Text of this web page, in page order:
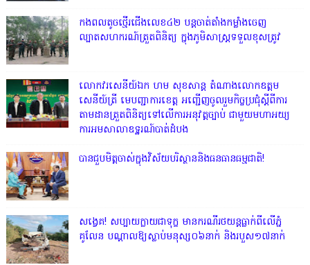
កងពលតូចថ្មើរជើងលេខ៤២ បន្តចាត់តាំងកម្លាំងចេញ
ល្បាតសហករណ៍ត្រួតពិនិត្យ ក្នុងភូមិសាស្រ្តទទួលខុសត្រូវ
លោក​វរសេនីយ៍ឯក​ ហម​ សុខសាន្ត តំណាង​លោកឧត្តម
សេនីយ៍ត្រី មេបញ្ជាការ​ខេត្ត អញ្ជេីញចូលរួមកិច្ចប្រជុំស្ដីពីការ
តាមដានត្រួតពិនិត្យទៅលេីការអនុវត្តច្បាប់​ ជាមួយមហាអយ្យ
ការអមសាលាឧទ្ឋរណ៍បាត់ដំបង
បានជួបមិត្តចាស់ក្នុងវិស័យបរិស្ថាននិងធនធានធម្មជាតិ!
សង្វេគ! សប្បាយក្លាយជាទុក្ខ មានករណីរថយន្តធ្លាក់ពីលើភ្នំ
គូលែន បណ្ដាលឱ្យស្លាប់មនុស្ស០៦នាក់ និងរបួស១៧នាក់